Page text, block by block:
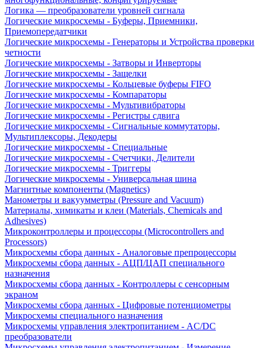
Логика — преобразователи уровней сигнала
Логические микросхемы - Буферы, Приемники,
Приемопередатчики
Логические микросхемы - Генераторы и Устройства проверки
четности
Логические микросхемы - Затворы и Инверторы
Логические микросхемы - Защелки
Логические микросхемы - Кольцевые буферы FIFO
Логические микросхемы - Компараторы
Логические микросхемы - Мультивибраторы
Логические микросхемы - Регистры сдвига
Логические микросхемы - Сигнальные коммутаторы,
Мультиплексоры, Декодеры
Логические микросхемы - Специальные
Логические микросхемы - Счетчики, Делители
Логические микросхемы - Триггеры
Логические микросхемы - Универсальная шина
Магнитные компоненты (Magnetics)
Манометры и вакуумметры (Pressure and Vacuum)
Материалы, химикаты и клеи (Materials, Chemicals and
Adhesives)
Микроконтроллеры и процессоры (Microcontrollers and
Processors)
Микросхемы сбора данных - Аналоговые препроцессоры
Микросхемы сбора данных - АЦП/ЦАП специального
назначения
Микросхемы сбора данных - Контроллеры с сенсорным
экраном
Микросхемы сбора данных - Цифровые потенциометры
Микросхемы специального назначения
Микросхемы управления электропитанием - AC/DC
преобразователи